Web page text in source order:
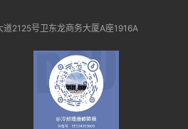
2125号卫东龙商务大厦A座1916A